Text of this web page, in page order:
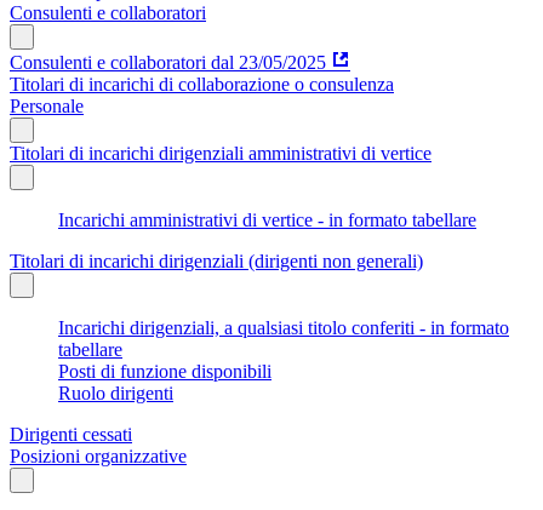
Consulenti e collaboratori
Consulenti e collaboratori dal 23/05/2025
Titolari di incarichi di collaborazione o consulenza
Personale
Titolari di incarichi dirigenziali amministrativi di vertice
Incarichi amministrativi di vertice - in formato tabellare
Titolari di incarichi dirigenziali (dirigenti non generali)
Incarichi dirigenziali, a qualsiasi titolo conferiti - in formato
tabellare
Posti di funzione disponibili
Ruolo dirigenti
Dirigenti cessati
Posizioni organizzative